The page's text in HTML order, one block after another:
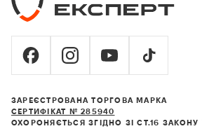
ЗАРЕЄСТРОВАНА ТОРГОВА МАРКА
СЕРТИФІКАТ № 285940
ОХОРОНЯЄТЬСЯ ЗГІДНО ЗІ СТ.16 ЗАКОНУ